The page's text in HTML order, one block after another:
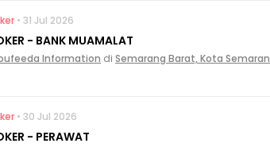
• 31 Jul 2026
- BANK MUAMALAT
Information di Semarang Barat, Kota
• 30 Jul 2026
- PERAWAT